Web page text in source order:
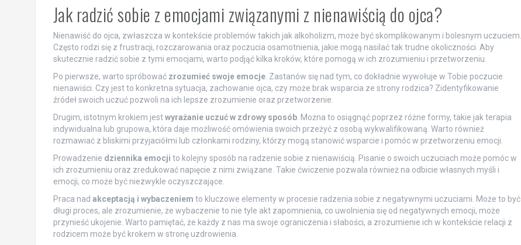
Jak radzić sobie z emocjami związanymi z nienawiścią do ojca?
Nienawiść do ojca, zwłaszcza w kontekście problemów takich jak alkoholizm, może być skomplikowanym i bolesnym uczuciem.
Często rodzi się z frustracji, rozczarowania oraz poczucia osamotnienia, jakie mogą nasilać tak trudne okoliczności. Aby
skutecznie radzić sobie z tymi emocjami, warto podjąć kilka kroków, które pomogą w ich zrozumieniu i przetworzeniu.
Po pierwsze, warto spróbować zrozumieć swoje emocje. Zastanów się nad tym, co dokładnie wywołuje w Tobie poczucie
nienawiści. Czy jest to konkretna sytuacja, zachowanie ojca, czy może brak wsparcia ze strony rodzica? Zidentyfikowanie
źródeł swoich uczuć pozwoli na ich lepsze zrozumienie oraz przetworzenie.
Drugim, istotnym krokiem jestwyrażanie uczuć w zdrowy sposób. Można to osiągnąć poprzez różne formy, takie jak terapia
indywidualna lub grupowa, która daje możliwość omówienia swoich przeżyć z osobą wykwalifikowaną. Warto również
rozmawiać z bliskimi przyjaciółmi lub członkami rodziny, którzy mogą stanowić wsparcie i pomóc w przetworzeniu emocji.
Prowadzenie dziennika emocji to kolejny sposób na radzenie sobie z nienawiścią. Pisanie o swoich uczuciach może pomóc w
ich zrozumieniu oraz zredukować napięcie z nimi związane. Takie ćwiczenie pozwala również na odbicie własnych myśli i
emocji, co może być niezwykle oczyszczające.
Praca nad akceptacją i wybaczeniem to kluczowe elementy w procesie radzenia sobie z negatywnymi uczuciami. Może to być
długi proces, ale zrozumienie, że wybaczenie to nie tyle akt zapomnienia, co uwolnienia się od negatywnych emocji, może
przynieść ukojenie. Warto pamiętać, że każdy z nas ma swoje ograniczenia i słabości, a zrozumienie ich w kontekście relacji z
rodzicem może być krokem w stronę uzdrowienia.